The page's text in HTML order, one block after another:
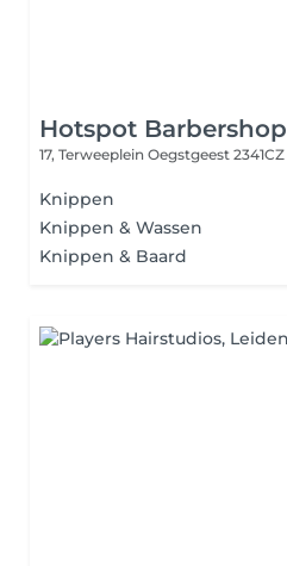
Hotspot Barbershop
17, Terweeplein Oegstgeest 2341CZ
Knippen
Knippen & Wassen
Knippen & Baard